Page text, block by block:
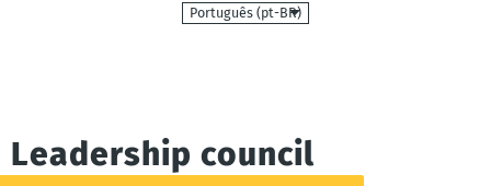
Linguagem
Leadership council